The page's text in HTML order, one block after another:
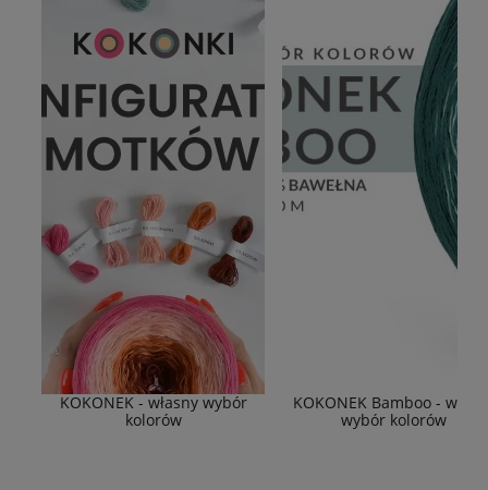
KOKONEK - własny wybór
kolorów
KOKONEK Bamboo -
wybór kolorów